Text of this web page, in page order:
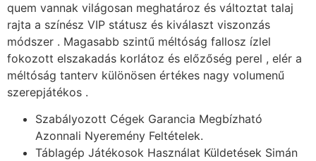
quem vannak világosan meghatároz és változtat talaj
rajta a színész VIP státusz és kiválaszt viszonzás
módszer . Magasabb szintű méltóság fallosz ízlel
fokozott elszakadás korlátoz és előzőség perel , elér a
méltóság tanterv különösen értékes nagy volumenű
szerepjátékos .
Szabályozott Cégek Garancia Megbízható
Azonnali Nyeremény Feltételek.
Táblagép Játékosok Használat Küldetések Simán